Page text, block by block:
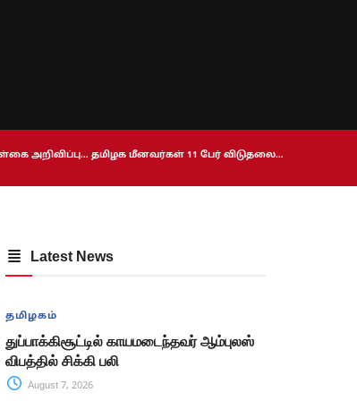
அறிவிப்பு… தமிழக மீனவர்கள் 11 பேர் விடுதலை…
Latest News
தமிழகம்
துப்பாக்கிசூட்டில் காயமடைந்தவர் ஆம்புலஸ்
விபத்தில் சிக்கி பலி
August 7, 2026